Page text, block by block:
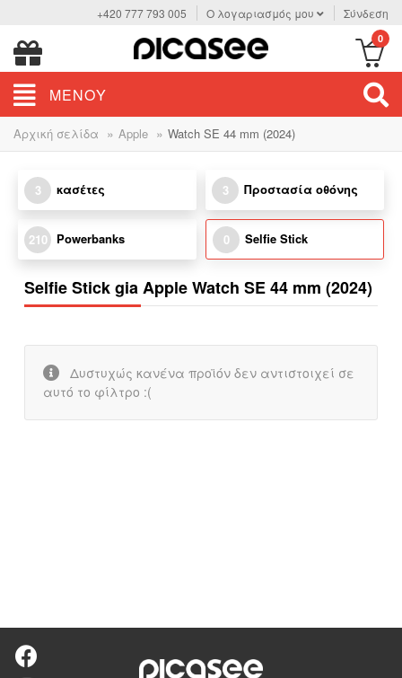
+420 777 793 005 Ο λογαριασμός μου Σύνδεση
0
ΜΕΝΟΎ
Αρχική σελίδα » Apple » Watch SE 44 mm (2024)
3 κασέτες 3 Προστασία οθόνης
210 Powerbanks 0 Selfie Stick
Selfie Stick gia Apple Watch SE 44 mm (2024)
Δυστυχώς κανένα προϊόν δεν αντιστοιχεί σε
αυτό το φίλτρο :(